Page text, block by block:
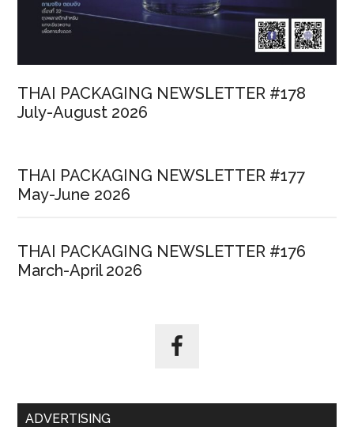
THAI PACKAGING NEWSLETTER #178
July-August 2026
THAI PACKAGING NEWSLETTER #177
May-June 2026
THAI PACKAGING NEWSLETTER #176
March-April 2026
ADVERTISING